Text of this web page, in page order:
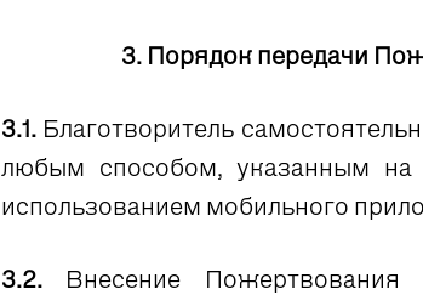
3. Порядок передачи
3.1. Благотворитель
любым способом, указанным на
использованием мобильного
3.2.
Внесение Пожертвования